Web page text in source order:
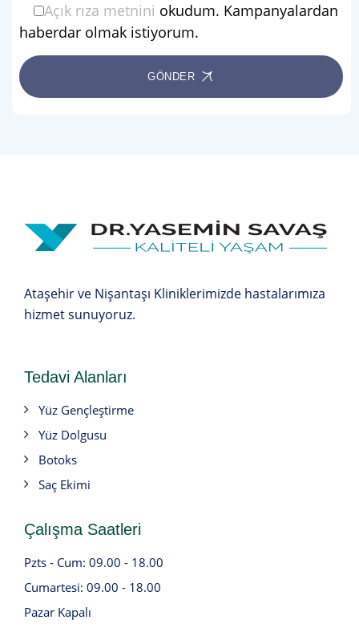
Açık rıza metnini okudum. Kampanyalardan
haberdar olmak istiyorum.
GÖNDER
Ataşehir ve Nişantaşı Kliniklerimizde hastalarımıza
hizmet sunuyoruz.
Tedavi Alanları
Yüz Gençleştirme
Yüz Dolgusu
Botoks
Saç Ekimi
Çalışma Saatleri
Pzts - Cum: 09.00 - 18.00
Cumartesi: 09.00 - 18.00
Pazar Kapalı